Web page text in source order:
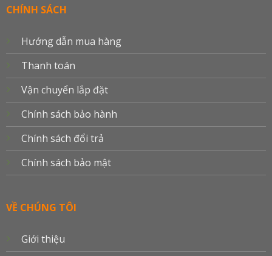
CHÍNH SÁCH
Hướng dẫn mua hàng
Thanh toán
Vận chuyển lắp đặt
Chính sách bảo hành
Chính sách đổi trả
Chính sách bảo mật
VỀ CHÚNG TÔI
Giới thiệu